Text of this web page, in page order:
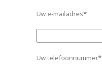
Uw e-mailadres*
Uw telefoonnummer*